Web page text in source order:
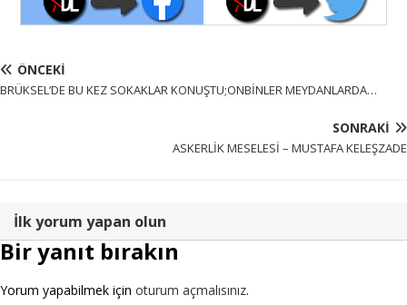
ÖNCEKI
BRÜKSEL’DE BU KEZ SOKAKLAR KONUŞTU;ONBİNLER MEYDANLARDA…
SONRAKI
ASKERLİK MESELESİ – MUSTAFA KELEŞZADE
İlk yorum yapan olun
Bir yanıt bırakın
Yorum yapabilmek için oturum açmalısınız.